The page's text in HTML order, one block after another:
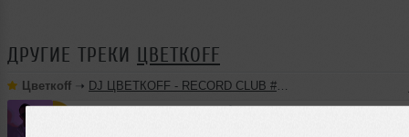
ДРУГИЕ ТРЕКИ ЦВЕТКОFF
Цветкоff ➝ DJ ЦВЕТКОFF - RECORD CLUB #188 (15-05-2022)